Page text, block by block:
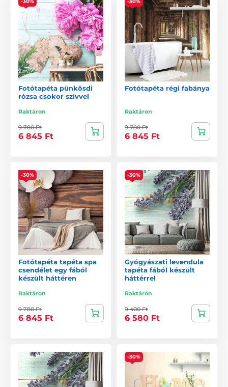
Fotótapéta pünkösdi
rózsa csokor szívvel
Raktáron
9 780 Ft
6 845 Ft
Fotótapéta régi fabánya
Raktáron
9 780 Ft
6 845 Ft
-30%
Fotótapéta tapéta spa
csendélet egy fából
készült háttéren
Raktáron
9 780 Ft
6 845 Ft
-30%
Gyógyászati ​​levendula
tapéta fából készült
háttérrel
Raktáron
9 400 Ft
6 580 Ft
-30%